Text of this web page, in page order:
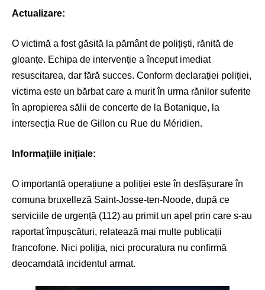
Actualizare:
O victimă a fost găsită la pământ de polițiști, rănită de
gloanțe. Echipa de intervenție a început imediat
resuscitarea, dar fără succes. Conform declarației poliției,
victima este un bărbat care a murit în urma rănilor suferite
în apropierea sălii de concerte de la Botanique, la
intersecția Rue de Gillon cu Rue du Méridien.
Informațiile inițiale:
O importantă operațiune a poliției este în desfășurare în
comuna bruxelleză Saint-Josse-ten-Noode, după ce
serviciile de urgență (112) au primit un apel prin care s-au
raportat împușcături, relatează mai multe publicații
francofone. Nici poliția, nici procuratura nu confirmă
deocamdată incidentul armat.